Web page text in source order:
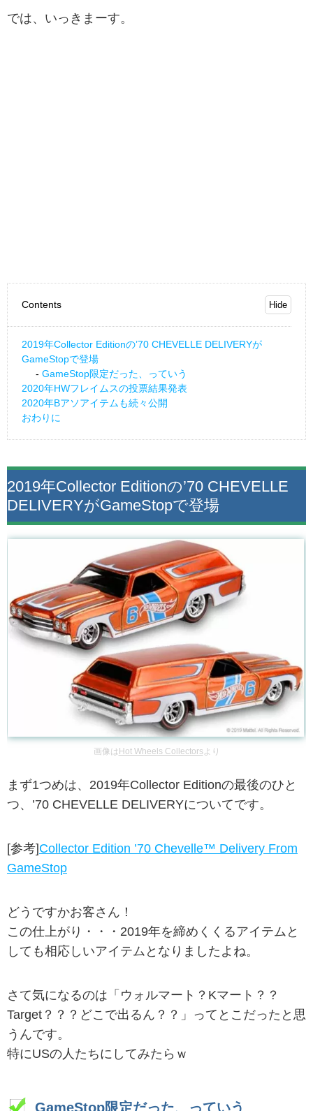
では、いっきまーす。
Contents
2019年Collector Editionの’70 CHEVELLE DELIVERYが
GameStopで登場
GameStop限定だった、っていう
2020年HWフレイムスの投票結果発表
2020年Bアソアイテムも続々公開
おわりに
2019年Collector Editionの’70 CHEVELLE
DELIVERYがGameStopで登場
画像は Hot Wheels Collectors より
まず1つめは、2019年Collector Editionの最後のひと
つ、’70 CHEVELLE DELIVERYについてです。
[参考]Collector Edition ’70 Chevelle™ Delivery From
GameStop
どうですかお客さん！
この仕上がり・・・2019年を締めくくるアイテムと
しても相応しいアイテムとなりましたよね。
さて気になるのは「ウォルマート？Kマート？？
Target？？？どこで出るん？？」ってとこだったと思
うんです。
特にUSの人たちにしてみたらｗ
GameStop限定だった、っていう